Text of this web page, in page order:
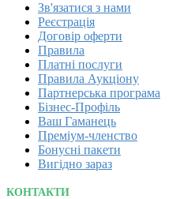
Зв'язатися з нами
Реєстрація
Договір оферти
Правила
Платні послуги
Правила Аукціону
Партнерська програма
Бізнес-Профіль
Ваш Гаманець
Преміум-членство
Бонусні пакети
Вигідно зараз
КОНТАКТИ